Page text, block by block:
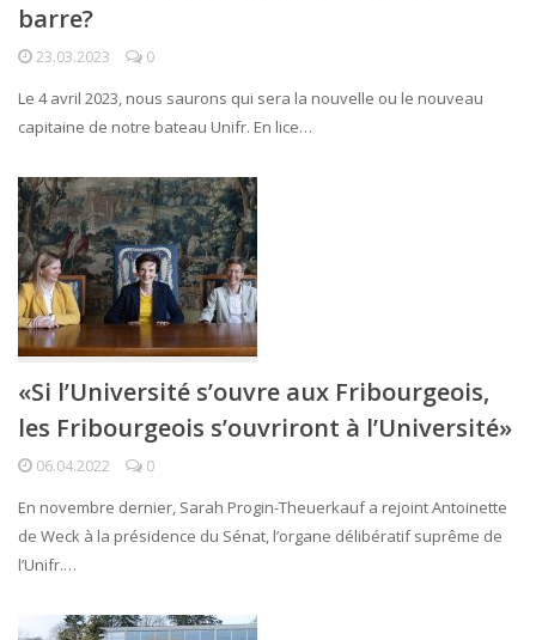
barre?
23.03.2023 0
Le 4 avril 2023, nous saurons qui sera la nouvelle ou le nouveau
capitaine de notre bateau Unifr. En lice…
«Si l’Université s’ouvre aux Fribourgeois,
les Fribourgeois s’ouvriront à l’Université»
06.04.2022 0
En novembre dernier, Sarah Progin-Theuerkauf a rejoint Antoinette
de Weck à la présidence du Sénat, l’organe délibératif suprême de
l’Unifr.…